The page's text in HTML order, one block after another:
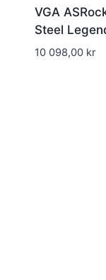
VGA
Steel
10 098,00 kr